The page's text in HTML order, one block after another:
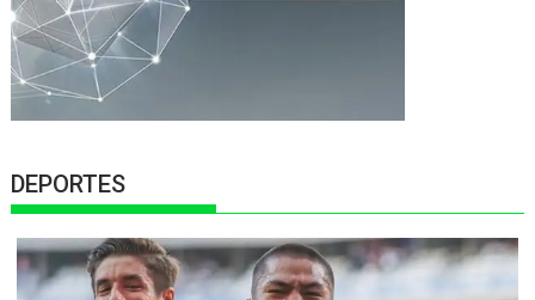
DEPORTES